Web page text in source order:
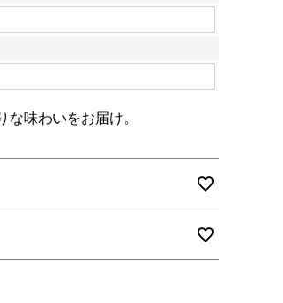
味わいをお届け。